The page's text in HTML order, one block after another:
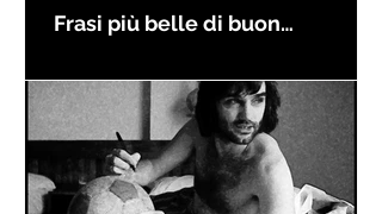
Frasi più belle di buon